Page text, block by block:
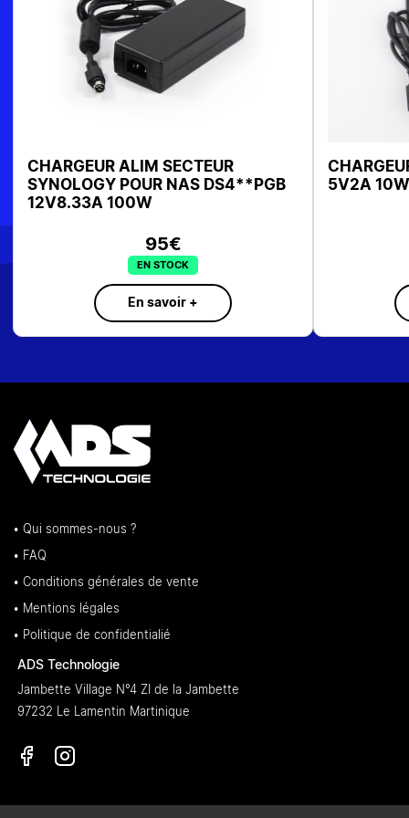
CHARGEUR ALIM SECTEUR
SYNOLOGY POUR NAS DS4**PGB
12V8.33A 100W
95€
EN STOCK
En savoir +
5V2A
• Qui sommes-nous ?
• FAQ
• Conditions générales de vente
• Mentions légales
• Politique de confidentialié
ADS Technologie
Jambette Village N°4 ZI de la Jambette
97232 Le Lamentin Martinique